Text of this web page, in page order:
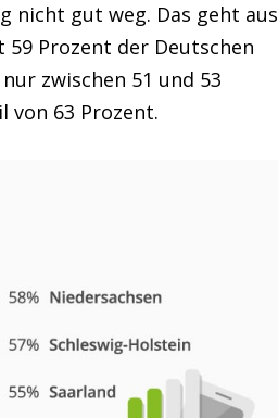
nicht gut weg. Das geht aus
59 Prozent der Deutschen
zwischen 51 und 53
von 63 Prozent.